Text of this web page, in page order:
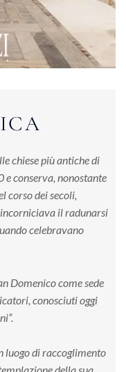
chiese più antiche di
conserva, nonostante
corso dei secoli,
incorniciava il radunarsi
celebravano
Domenico come sede
conosciuti oggi
luogo di raccoglimento